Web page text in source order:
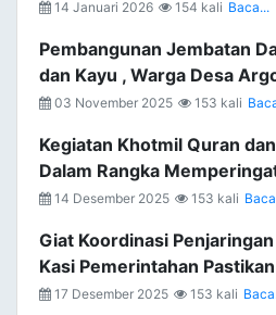
14 Januari 2026 154 kali Baca...
Pembangunan Jembatan
dan Kayu , Warga Desa
03 November 2025 153 kali
Kegiatan Khotmil Quran
Dalam Rangka
14 Desember 2025 153 kali
Giat Koordinasi
Kasi Pemerintahan
17 Desember 2025 153 kali